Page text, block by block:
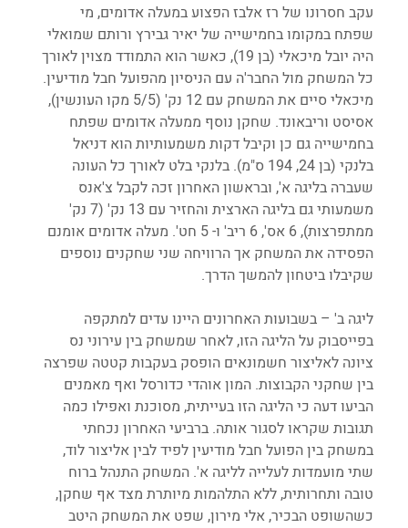
עקב חסרונו של רז אלבז הפצוע במעלה אדומים, מי
שפתח במקומו בחמישייה של יאיר גבירץ ורותם שמואלי
היה יובל מיכאלי (בן 19), כאשר הוא התמודד מצוין לאורך
כל המשחק מול החבר'ה עם הניסיון מהפועל חבל מודיעין.
מיכאלי סיים את המשחק עם 12 נק' (5/5 מקו העונשין),
אסיסט וריבאונד. שחקן נוסף ממעלה אדומים שפתח
בחמישייה גם כן וקיבל דקות משמעותיות הוא דניאל
בלנקי (בן 24, 194 ס"מ). בלנקי בלט לאורך כל העונה
שעברה בליגה א', ובראשון האחרון זכה לקבל צ'אנס
משמעותי גם בליגה הארצית והחזיר עם 13 נק' (7 נק'
ממתפרצות), 6 אס', 6 ריב' ו- 5 חט'. מעלה אדומים אומנם
הפסידה את המשחק אך הרוויחה שני שחקנים נוספים
שקיבלו ביטחון להמשך הדרך.
ליגה ב' – בשבועות האחרונים היינו עדים למתקפה
בפייסבוק על הליגה הזו, לאחר שמשחק בין עירוני נס
ציונה לאליצור חשמונאים הופסק בעקבות קטטה שפרצה
בין שחקני הקבוצות. המון אוהדי כדורסל ואף מאמנים
הביעו דעה כי הליגה הזו בעייתית, מסוכנת ואפילו כמה
תגובות שקראו לסגור אותה. ברביעי האחרון נכחתי
במשחק בין הפועל חבל מודיעין לפיד לבין אליצור לוד,
שתי מועמדות לעלייה לליגה א'. המשחק התנהל ברוח
טובה ותחרותית, ללא התלהמות מיותרת מצד אף שחקן,
כשהשופט הבכיר, אלי מירון, שפט את המשחק היטב